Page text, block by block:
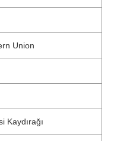
Union
Kaydırağı